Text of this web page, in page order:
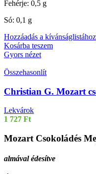
Fehérje: 0,5 g
Só: 0,1 g
Hozzáadás a kívánságlistához
Kosárba teszem
Gyors nézet
Összehasonlít
Christian G. Mozart
Lekvárok
1 727 Ft
Mozart Csokoládés
almával édesítve